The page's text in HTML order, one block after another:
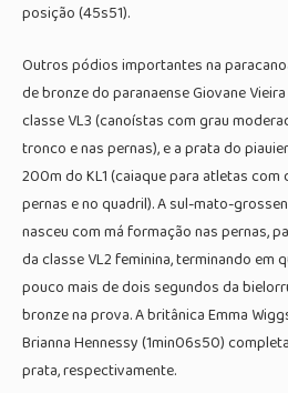
posição (45s51).
Outros pódios importantes na
de bronze do paranaense Giovane
classe VL3 (canoístas com grau
tronco e nas pernas), e a prata do
200m do KL1 (caiaque para atletas
pernas e no quadril). A sul-mato-
nasceu com má formação nas pernas,
da classe VL2 feminina, terminando em
pouco mais de dois segundos da
bronze na prova. A britânica Emma
Brianna Hennessy (1min06s50)
prata, respectivamente.